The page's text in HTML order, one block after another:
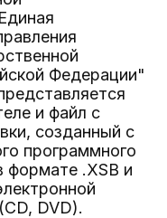
Федерации"
и файл с
созданный с
программного
формате .XSB и
DVD).